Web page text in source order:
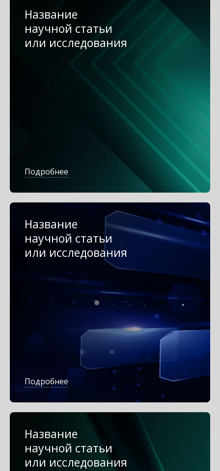
Название
научной статьи
или исследования
Подробнее
Название
научной статьи
или исследования
Подробнее
Название
научной статьи
или исследования